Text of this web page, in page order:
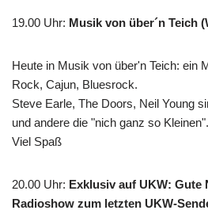
19.00 Uhr: Musik von über´n Teich
Heute in Musik von über'n Teich: ein
Rock, Cajun, Bluesrock.
Steve Earle, The Doors, Neil Young
und andere die "nich ganz so Kleinen".
Viel Spaß
20.00 Uhr: Exklusiv auf UKW: Gute
Radioshow zum letzten UKW-